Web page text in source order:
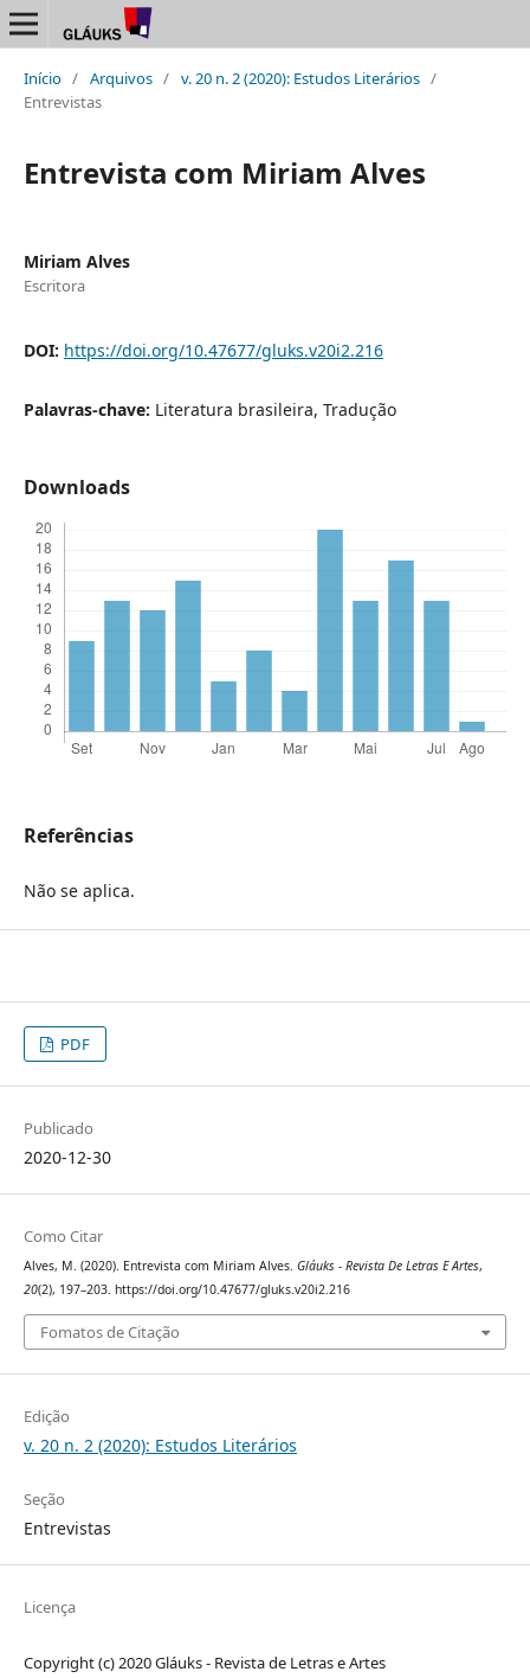
Início / Arquivos / v. 20 n. 2 (2020): Estudos Literários /
Entrevistas
Entrevista com Miriam Alves
Miriam Alves
Escritora
DOI: https://doi.org/10.47677/gluks.v20i2.216
Palavras-chave: Literatura brasileira, Tradução
Downloads
Referências
Não se aplica.
PDF
Publicado
2020-12-30
Como Citar
Alves, M. (2020). Entrevista com Miriam Alves. Gláuks - Revista De Letras E Artes,
20(2), 197–203. https://doi.org/10.47677/gluks.v20i2.216
Fomatos de Citação
Edição
v. 20 n. 2 (2020): Estudos Literários
Seção
Entrevistas
Licença
Copyright (c) 2020 Gláuks - Revista de Letras e Artes